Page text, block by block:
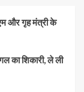
और गृह मंत्री के
का शिकारी, ले ली